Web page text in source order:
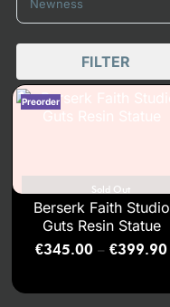
FILTER
Sold Out
Berserk Faith Studio
Guts Resin Statue
€345.00 – €399.90